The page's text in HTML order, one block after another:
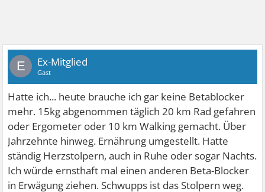
E Ex-Mitglied
Gast
Hatte ich... heute brauche ich gar keine Betablocker
mehr. 15kg abgenommen täglich 20 km Rad gefahren
oder Ergometer oder 10 km Walking gemacht. Über
Jahrzehnte hinweg. Ernährung umgestellt. Hatte
ständig Herzstolpern, auch in Ruhe oder sogar Nachts.
Ich würde ernsthaft mal einen anderen Beta-Blocker
in Erwägung ziehen. Schwupps ist das Stolpern weg.